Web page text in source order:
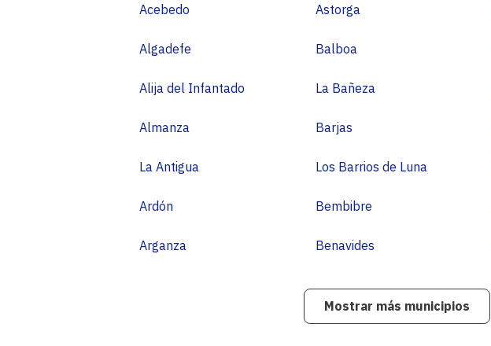
Acebedo
Algadefe
Alija del Infantado
Almanza
La Antigua
Ardón
Arganza
Astorga
Balboa
La Bañeza
Barjas
Los Barrios de Luna
Bembibre
Benavides
Mostrar más municipios